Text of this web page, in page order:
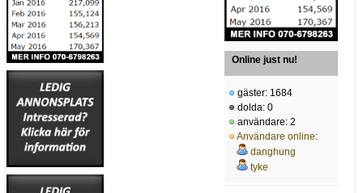
Online just nu!
gäster: 1684
dolda: 0
användare: 2
Användare online:
danghung
tyke